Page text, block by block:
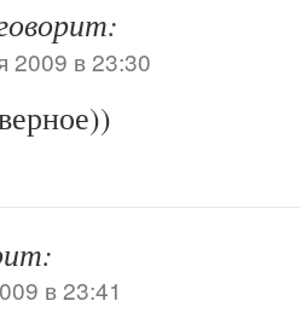
2009 в 23:30
в 23:41